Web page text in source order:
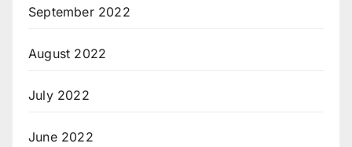
September 2022
August 2022
July 2022
June 2022